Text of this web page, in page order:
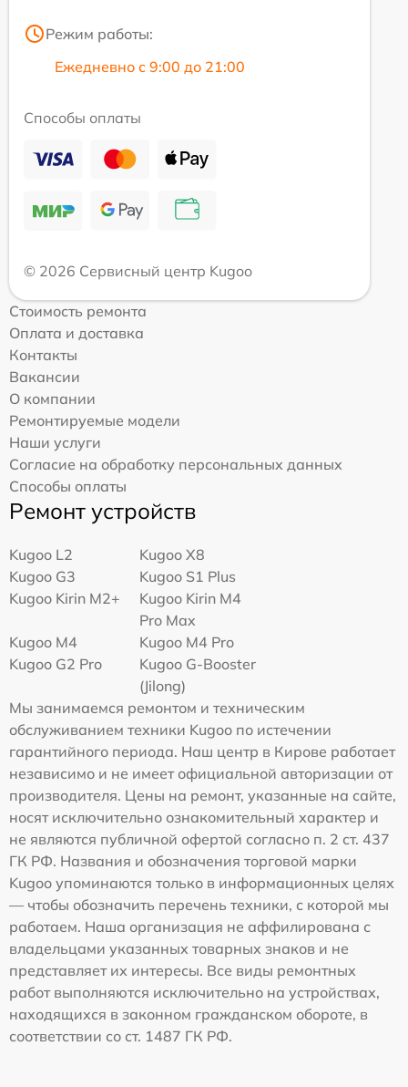
Режим работы:
Ежедневно с 9:00 до 21:00
Способы оплаты
© 2026 Сервисный центр Kugoo
Стоимость ремонта
Оплата и доставка
Контакты
Вакансии
О компании
Ремонтируемые модели
Наши услуги
Согласие на обработку персональных данных
Способы оплаты
Ремонт устройств
Kugoo L2
Kugoo X8
Kugoo G3
Kugoo S1 Plus
Kugoo Kirin M2+
Kugoo Kirin M4
Pro Max
Kugoo M4
Kugoo M4 Pro
Kugoo G2 Pro
Kugoo G-Booster
(Jilong)
Мы занимаемся ремонтом и техническим
обслуживанием техники Kugoo по истечении
гарантийного периода. Наш центр в Кирове работает
независимо и не имеет официальной авторизации от
производителя. Цены на ремонт, указанные на сайте,
носят исключительно ознакомительный характер и
не являются публичной офертой согласно п. 2 ст. 437
ГК РФ. Названия и обозначения торговой марки
Kugoo упоминаются только в информационных целях
— чтобы обозначить перечень техники, с которой мы
работаем. Наша организация не аффилирована с
владельцами указанных товарных знаков и не
представляет их интересы. Все виды ремонтных
работ выполняются исключительно на устройствах,
находящихся в законном гражданском обороте, в
соответствии со ст. 1487 ГК РФ.